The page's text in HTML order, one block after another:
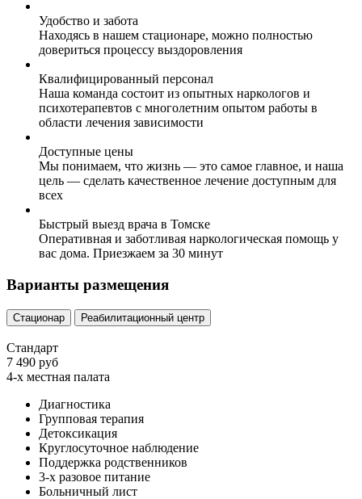
Удобство и забота
Находясь в нашем стационаре, можно полностью
довериться процессу выздоровления
Квалифицированный персонал
Наша команда состоит из опытных наркологов и
психотерапевтов с многолетним опытом работы в
области лечения зависимости
Доступные цены
Мы понимаем, что жизнь — это самое главное, и наша
цель — сделать качественное лечение доступным для
всех
Быстрый выезд врача в Томске
Оперативная и заботливая наркологическая помощь у
вас дома. Приезжаем за 30 минут
Варианты размещения
Стационар Реабилитационный центр
Стандарт
7 490 руб
4-х местная палата
Диагностика
Групповая терапия
Детоксикация
Круглосуточное наблюдение
Поддержка родственников
3-х разовое питание
Больничный лист